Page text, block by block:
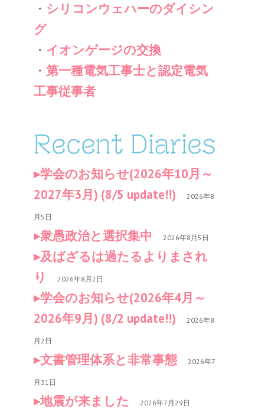
・ シリコンウェハーのダイシン
グ
・ イオンゲージの交換
・第一種電気工事士と認定電気
工事従事者
Recent Diaries
学会のお知らせ(2026年10月～
2027年3月) (8/5 update!!)
2026年8
月5日
衆愚政治と選択集中 2026年8月5日
及ばざるは過たるよりまされ
り
2026年8月2日
学会のお知らせ(2026年4月～
2026年9月) (8/2 update!!)
2026年8
月2日
文書管理体系と非常事態 2026年7
月31日
地震が来ました 2026年7月29日